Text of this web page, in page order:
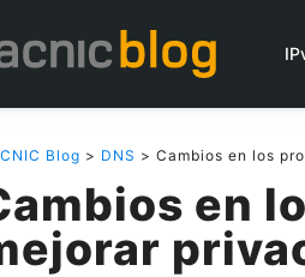
Blog > DNS > Cambios en los
en